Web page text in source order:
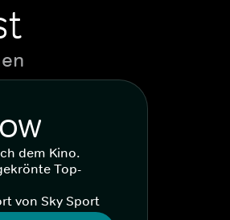
dem Kino.
Top-
von Sky Sport